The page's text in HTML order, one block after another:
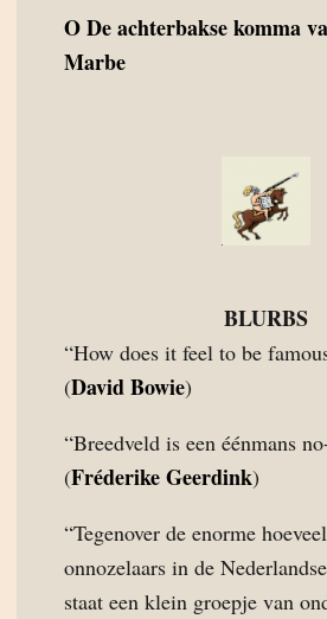
ODe achterbakse komma
Marbe
BLURBS
“How does it feel to be
(David Bowie)
“Breedveld is een éénmans
(Fréderike Geerdink)
“Tegenover de enorme
onnozelaars in de
staat een klein groepje van